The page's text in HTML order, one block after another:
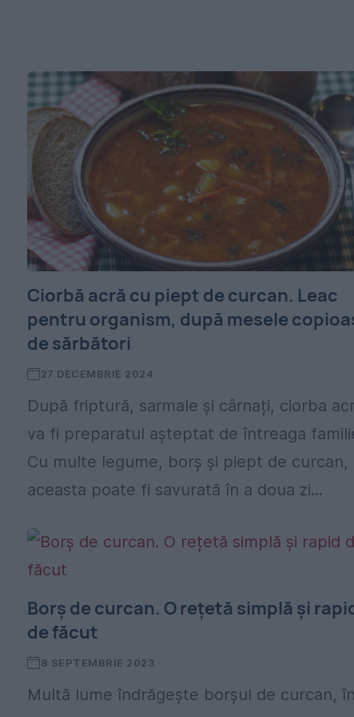
Ciorbă acră cu piept de curcan. Leac
pentru organism, după mesele
de sărbători
27 DECEMBRIE 2024
După friptură, sarmale și cârnați, ciorba
va fi preparatul așteptat de întreaga
Cu multe legume, borș și piept de curcan,
aceasta poate fi savurată în a doua zi...
Borș de curcan. O rețetă simplă și
de făcut
8 SEPTEMBRIE 2023
Multă lume îndrăgește borșul de curcan,